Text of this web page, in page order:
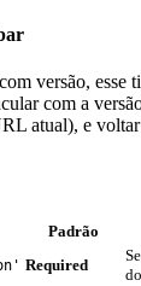
versão, esse
com a
atual), e
Padrão
Required